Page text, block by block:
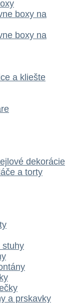
boxy na
boxy na
a kliešte
dekorácie
a torty
stuhy
a prskavky